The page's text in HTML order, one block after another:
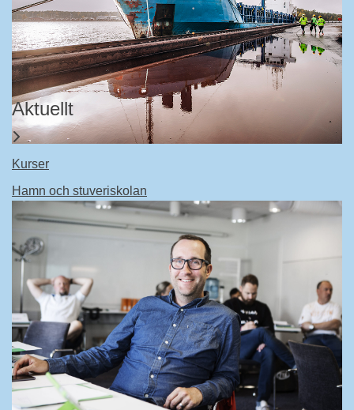
Aktuellt
Kurser
Hamn och stuveriskolan